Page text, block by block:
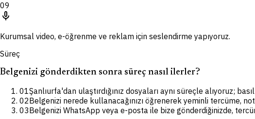
09
mic
Kurumsal video, e-öğrenme ve reklam için seslendirme yapıyoruz.
Süreç
Belgenizi gönderdikten sonra süreç nasıl ilerler?
01Şanlıurfa'dan ulaştırdığınız dosyaları aynı süreçle alıyoruz;
02Belgenizi nerede kullanacağınızı öğrenerek yeminli tercüme,
03Belgenizi WhatsApp veya e-posta ile bize gönderdiğinizde,